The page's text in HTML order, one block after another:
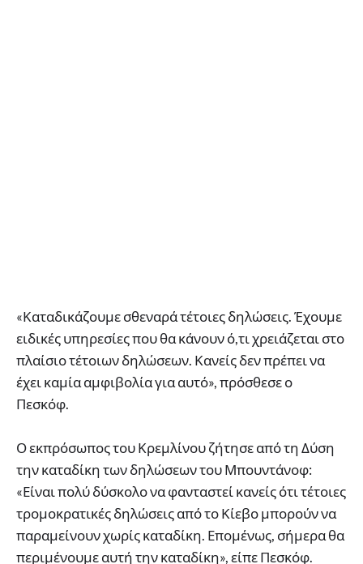
«Καταδικάζουμε σθεναρά τέτοιες δηλώσεις. Έχουμε
ειδικές υπηρεσίες που θα κάνουν ό,τι χρειάζεται στο
πλαίσιο τέτοιων δηλώσεων. Κανείς δεν πρέπει να
έχει καμία αμφιβολία για αυτό», πρόσθεσε ο
Πεσκόφ.
Ο εκπρόσωπος του Κρεμλίνου ζήτησε από τη Δύση
την καταδίκη των δηλώσεων του Μπουντάνοφ:
«Είναι πολύ δύσκολο να φανταστεί κανείς ότι τέτοιες
τρομοκρατικές δηλώσεις από το Κίεβο μπορούν να
παραμείνουν χωρίς καταδίκη. Επομένως, σήμερα θα
περιμένουμε αυτή την καταδίκη», είπε Πεσκόφ.